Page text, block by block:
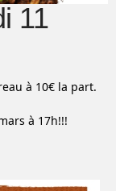
11
à 10€ la part.
à 17h!!!